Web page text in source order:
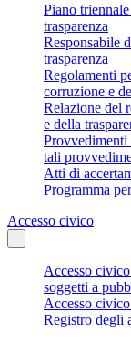
Piano
trasparenza
Responsabile
trasparenza
Regolamenti
corruzione e
Relazione del
e della
tali
Atti di
Programma
Accesso civico
Accesso
soggetti a
Accesso
Registro degli